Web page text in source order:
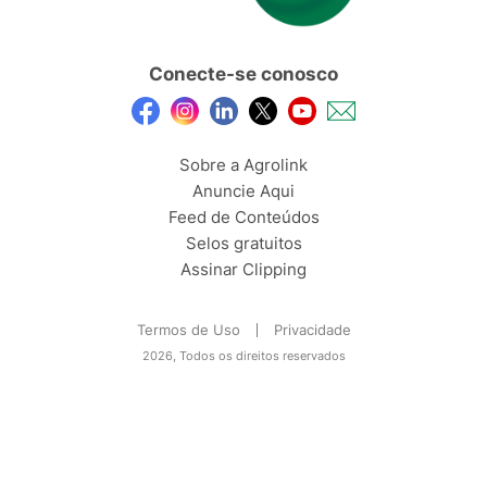
Conecte-se conosco
Sobre a Agrolink
Anuncie Aqui
Feed de Conteúdos
Selos gratuitos
Assinar Clipping
Termos de Uso Privacidade
2026, Todos os direitos reservados